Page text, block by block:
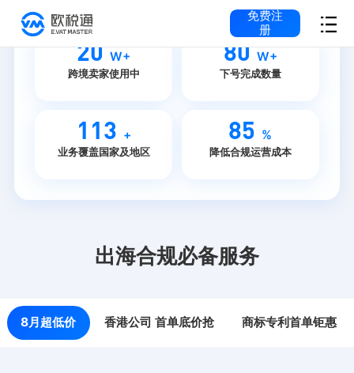
免费注
册
20W+
跨境卖家使用中
80W+
下号完成数量
113 +
业务覆盖国家及地区
85 %
降低合规运营成本
出海合规必备服务
8月超低价 香港公司 首单底价抢 商标专利首单钜惠